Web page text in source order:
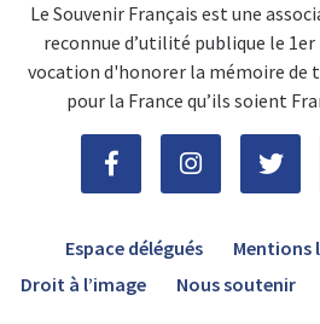
Le Souvenir Français est une
reconnue d’utilité publique le 1er
vocation d'honorer la mémoire de
pour la France qu’ils soient
Espace délégués Mentions
Droit à l’image
Nous soutenir